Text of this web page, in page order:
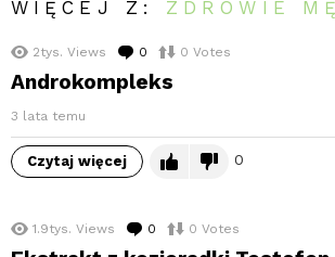
WIĘCEJ Z: ZDROWIE
2tys. Views 0 komentarzy
0 Votes
Androkompleks
3 lata temu
Czytaj więcej 0
1.9tys. Views 0 komentarzy
0 Votes